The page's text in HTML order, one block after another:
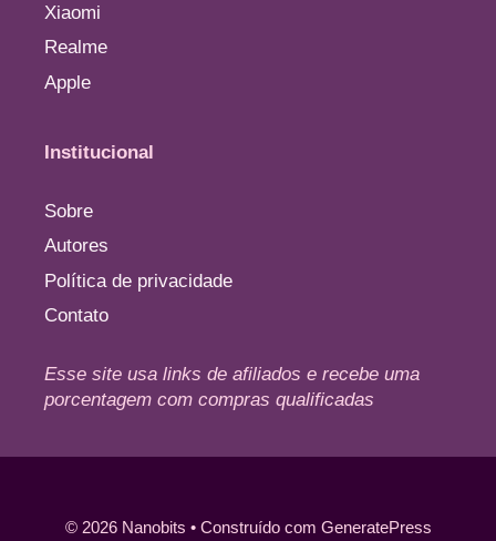
Xiaomi
Realme
Apple
Institucional
Sobre
Autores
Política de privacidade
Contato
Esse site usa links de afiliados e recebe uma
porcentagem com compras qualificadas
© 2026 Nanobits • Construído com GeneratePress